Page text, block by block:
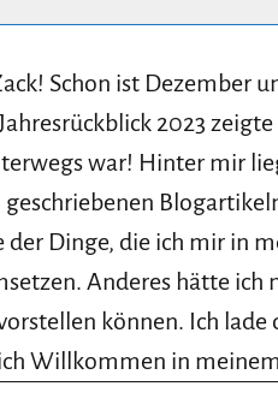
Schon ist Dezember
2023
war! Hinter mir
geschriebenen
der Dinge, die ich mir in
Anderes hätte
können. Ich lade
Willkommen in